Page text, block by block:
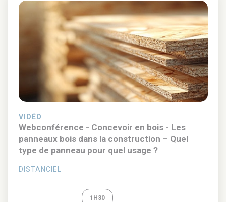
VIDÉO
Webconférence - Concevoir en bois - Les
panneaux bois dans la construction – Quel
type de panneau pour quel usage ?
DISTANCIEL
1H30